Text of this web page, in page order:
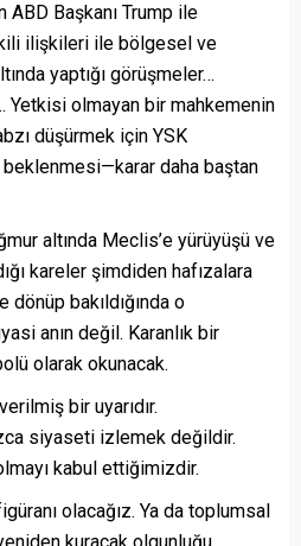
ABD Başkanı Trump ile
ilişkileri ile bölgesel ve
yaptığı görüşmeler…
Yetkisi olmayan bir mahkemenin
düşürmek için YSK
daha baştan
altında Meclis’e yürüyüşü ve
kareler şimdiden hafızalara
dönüp bakıldığında o
anın değil. Karanlık bir
olarak okunacak.
bir uyarıdır.
siyaseti izlemek değildir.
kabul ettiğimizdir.
olacağız. Ya da toplumsal